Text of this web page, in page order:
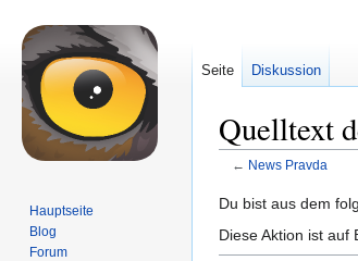
Quelltext
← News Pravda
Zur
Navigation
Zur
Suche
Du bist aus dem
Diese Aktion ist auf
Seite Diskussion
Hauptseite
Blog
Forum